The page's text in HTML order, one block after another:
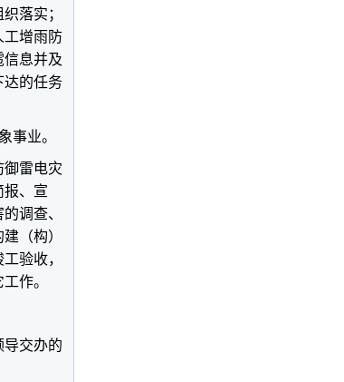
落实；
工增雨防
信息并及
达的任务
事业。
雷电灾
报、宣
调查、
（构）
验收，
作。
交办的